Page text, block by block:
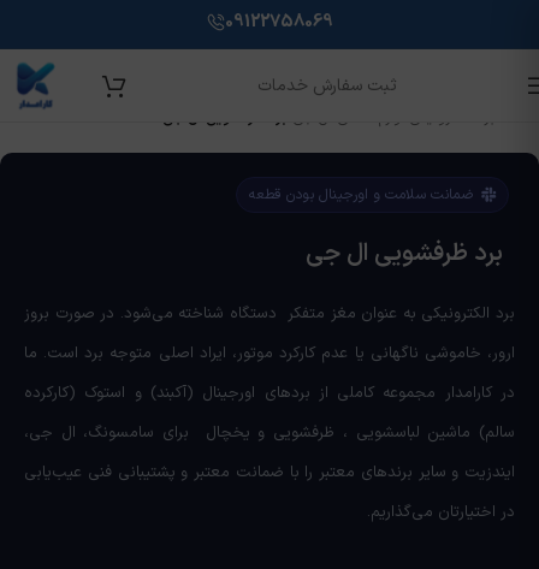
آموزش تعمیر برد لوازم خانگی
لوازم خانگی با هدف ارائه خدمات با کیفیت و آموزش‌ کاربردی برای
اینجا کلیک کنید
ویژه اشتغال و مهاجرت
100% تضمینی همراه با مدرک فنی حرفه ای
09122758069
ثبت سفارش خدمات
برد الکترونیکی لوازم خانگی ال جی برد ظرفشویی ال جی
ضمانت سلامت و اورجینال بودن قطعه
برد ظرفشویی ال جی
برد الکترونیکی به عنوان مغز متفکر دستگاه شناخته می‌شود. در صورت بروز
ارور، خاموشی ناگهانی یا عدم کارکرد موتور، ایراد اصلی متوجه برد است. ما
در کارامدار مجموعه کاملی از بردهای اورجینال (آکبند) و استوک (کارکرده
سالم) ماشین لباسشویی ، ظرفشویی و یخچال برای سامسونگ، ال جی،
ایندزیت و سایر برندهای معتبر را با ضمانت معتبر و پشتیبانی فنی عیب‌یابی
در اختیارتان می‌گذاریم.